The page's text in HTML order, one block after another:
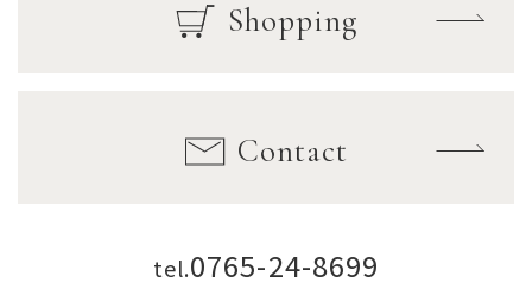
Shopping
Contact
tel.0765-24-8699